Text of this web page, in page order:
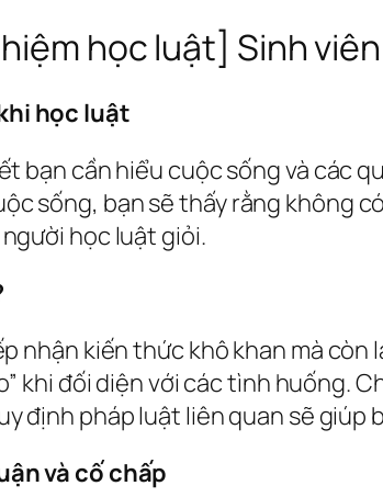
học luật] Sinh
học luật
cần hiểu cuộc sống và các
sống, bạn sẽ thấy rằng không
học luật giỏi.
nhận kiến thức khô khan mà còn
khi đối diện với các tình huống.
định pháp luật liên quan sẽ giúp
và cố chấp